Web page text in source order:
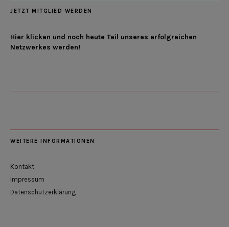
JETZT MITGLIED WERDEN
Hier klicken und noch heute Teil unseres erfolgreichen
Netzwerkes werden!
WEITERE INFORMATIONEN
Kontakt
Impressum
Datenschutzerklärung